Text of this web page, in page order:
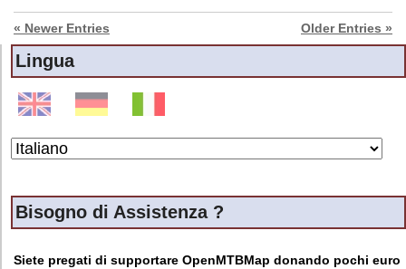
« Newer Entries Older Entries »
Lingua
Bisogno di Assistenza ?
Siete pregati di supportare OpenMTBMap donando pochi euro